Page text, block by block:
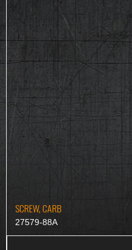
SCREW, CARB
27579-88A